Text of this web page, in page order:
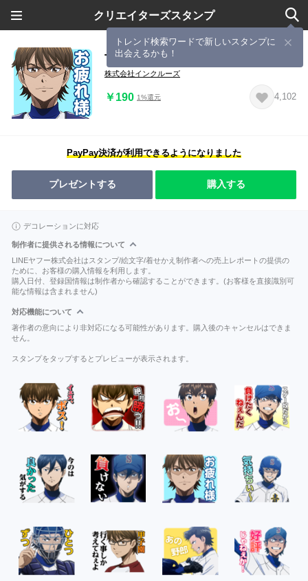
クリエイターズスタンプ
トレンド検索ワードで新しいスタンプに
出会えるかも！
TVアニメ「ダイヤのA actⅡ」Vol.2
株式会社インクルーズ
￥190 1%還元 4,102
PayPay決済が利用できるようになりました
プレゼントする 購入する
デコレーションに対応
制作者に提供される情報について
LINEヤフー株式会社はスタンプ/絵文字/着せかえ制作者への売上レポートの提供の
ために、お客様の購入情報を利用します。
購入日付、登録国情報は制作者から確認することができます。(お客様を直接識別可
能な情報は含まれません)
対応機能について
著作者の意向により非対応になる可能性があります。購入後のキャンセルはできま
せん。
スタンプをタップするとプレビューが表示されます。